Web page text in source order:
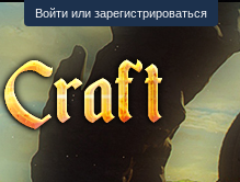
Войти или зарегистрироваться